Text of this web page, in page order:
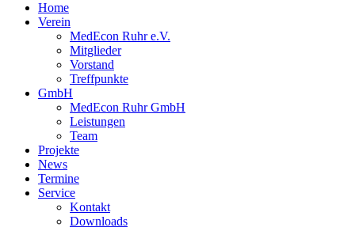
Home
Verein
MedEcon Ruhr e.V.
Mitglieder
Vorstand
Treffpunkte
GmbH
MedEcon Ruhr GmbH
Leistungen
Team
Projekte
News
Termine
Service
Kontakt
Downloads